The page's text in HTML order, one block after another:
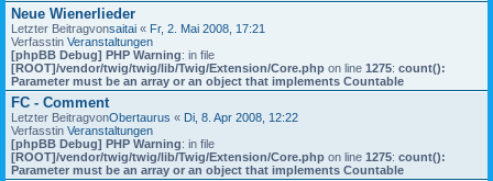
Neue Wienerlieder
Letzter Beitragvonsaitai « Fr, 2. Mai 2008, 17:21
Verfasstin Veranstaltungen
[phpBB Debug] PHP Warning: in file
[ROOT]/vendor/twig/twig/lib/Twig/Extension/Core.php on line 1275: count():
Parameter must be an array or an object that implements Countable
FC - Comment
Letzter BeitragvonObertaurus « Di, 8. Apr 2008, 12:22
Verfasstin Veranstaltungen
[phpBB Debug] PHP Warning: in file
[ROOT]/vendor/twig/twig/lib/Twig/Extension/Core.php on line 1275: count():
Parameter must be an array or an object that implements Countable